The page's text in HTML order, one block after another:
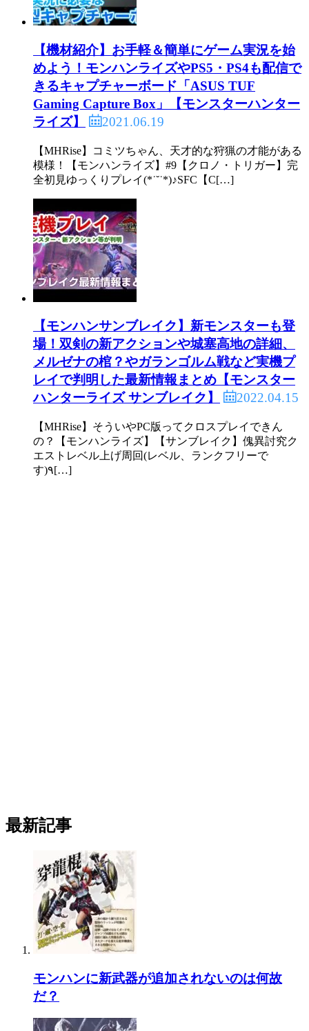
【機材紹介】お手軽＆簡単にゲーム実況を始
めよう！モンハンライズやPS5・PS4も配信で
きるキャプチャーボード「ASUS TUF
Gaming Capture Box」【モンスターハンター
ライズ】
2021.06.19
【MHRise】コミツちゃん、天才的な狩猟の才能がある
模様！【モンハンライズ】#9【クロノ・トリガー】完
全初見ゆっくりプレイ(*˙˘˙*)♪SFC【C[…]
【モンハンサンブレイク】新モンスターも登
場！双剣の新アクションや城塞高地の詳細、
メルゼナの棺？やガランゴルム戦など実機プ
レイで判明した最新情報まとめ【モンスター
ハンターライズ サンブレイク】
2022.04.15
【MHRise】そういやPC版ってクロスプレイできん
の？【モンハンライズ】【サンブレイク】傀異討究ク
エストレベル上げ周回(レベル、ランクフリーで
す)٩[…]
最新記事
モンハンに新武器が追加されないのは何故
だ？